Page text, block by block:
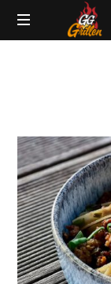
GG-
|
BBQ
Lexikon